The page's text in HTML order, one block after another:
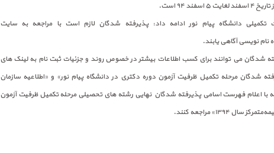
۹۴ است.
دانشگاه پیام نور ادامه داد: پذیرفته شدگان لازم است با مراجعه به سایت
شدگان می توانند برای کسب اطلاعات بیشتر در خصوص روند و جزئیات ثبت نام به لینک های
شدگان مرحله تکمیل ظرفیت آزمون دوره دکتری در دانشگاه پیام نور» و «اطلاعیه سازمان
اعلام‌ فهرست‌ اسامی‌ پذیرفته شدگان ‌ نهایی رشته های تحصیلی مرحله تکمیل ظرفیت آزمون‌